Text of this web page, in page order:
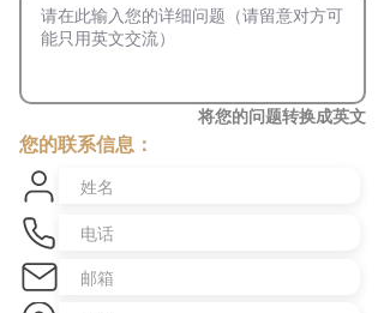
将您的问题转换成英文
您的联系信息：